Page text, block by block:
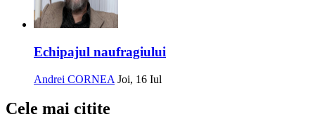
Echipajul naufragiului
Andrei CORNEA Joi, 16 Iul
Cele mai citite